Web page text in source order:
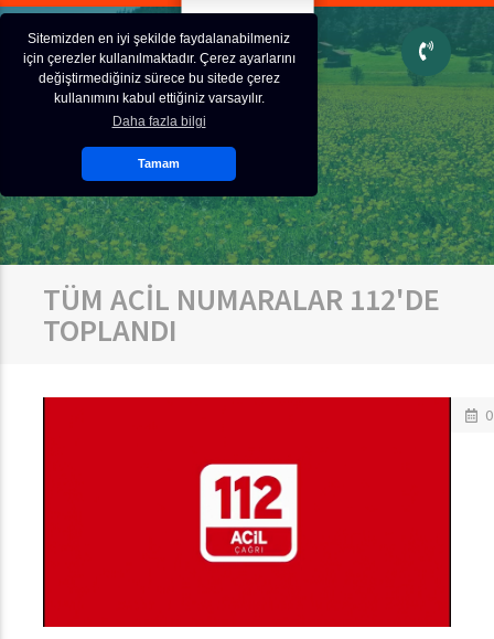
Sitemizden en iyi şekilde faydalanabilmeniz
için çerezler kullanılmaktadır. Çerez ayarlarını
değiştirmediğiniz sürece bu sitede çerez
kullanımını kabul ettiğiniz varsayılır.
Daha fazla bilgi
Tamam
TÜM ACİL NUMARALAR 112'DE
TOPLANDI